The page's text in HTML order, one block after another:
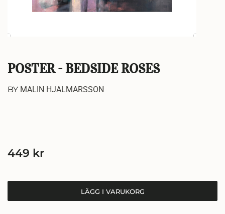
POSTER - BEDSIDE ROSES
BY MALIN HJALMARSSON
449 kr
LÄGG I VARUKORG